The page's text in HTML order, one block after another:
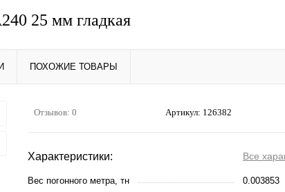
25 мм гладкая
ПОХОЖИЕ ТОВАРЫ
Отзывов: 0 Артикул: 126382
Характеристики: Все
Вес погонного метра, тн
0.003853